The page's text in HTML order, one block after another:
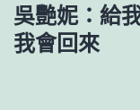
吳艷妮：給
我會回來